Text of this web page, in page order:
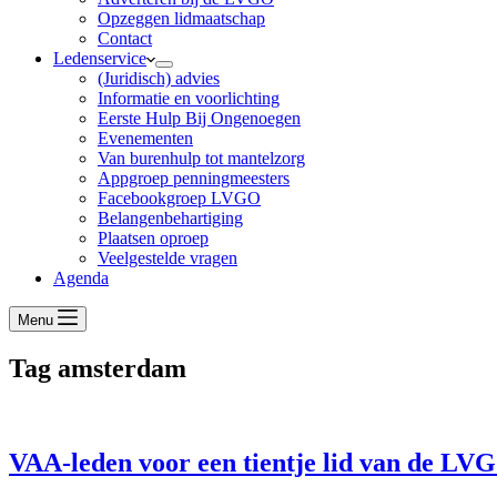
Opzeggen lidmaatschap
Contact
Ledenservice
(Juridisch) advies
Informatie en voorlichting
Eerste Hulp Bij Ongenoegen
Evenementen
Van burenhulp tot mantelzorg
Appgroep penningmeesters
Facebookgroep LVGO
Belangenbehartiging
Plaatsen oproep
Veelgestelde vragen
Agenda
Menu
Tag amsterdam
VAA-leden voor een tientje lid van de